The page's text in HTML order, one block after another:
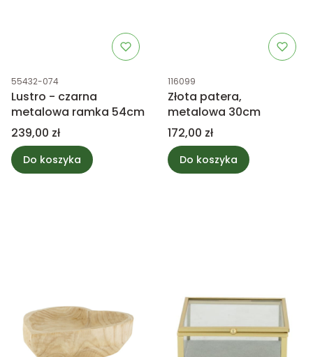
Kod produktu
55432-074
Lustro - czarna
metalowa ramka 54cm
Cena
239,00 zł
Do koszyka
Kod produktu
116099
Złota patera,
metalowa 30cm
Cena
172,00 zł
Do koszyka